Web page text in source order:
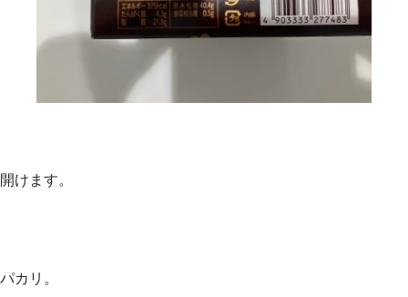
開けます。
パカリ。